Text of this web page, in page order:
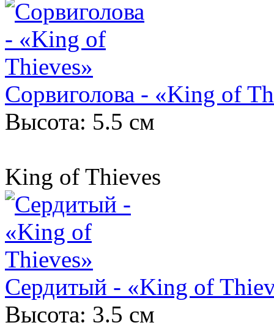
Сорвиголова - «King of
Высота: 5.5 см
King of Thieves
Сердитый - «King of
Высота: 3.5 см